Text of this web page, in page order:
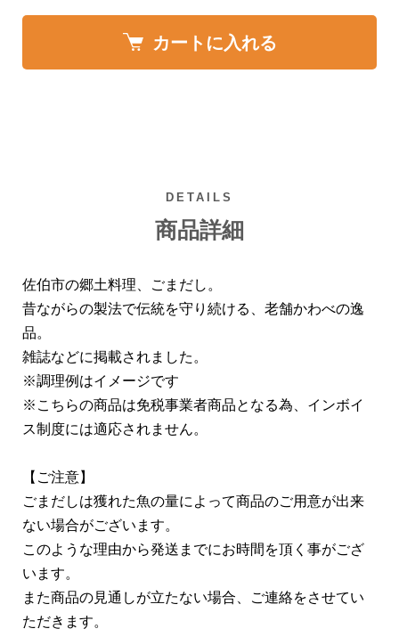
カートに入れる
DETAILS
商品詳細
佐伯市の郷土料理、ごまだし。
昔ながらの製法で伝統を守り続ける、老舗かわべの逸
品。
雑誌などに掲載されました。
※調理例はイメージです
※こちらの商品は免税事業者商品となる為、インボイ
ス制度には適応されません。
【ご注意】
ごまだしは獲れた魚の量によって商品のご用意が出来
ない場合がございます。
このような理由から発送までにお時間を頂く事がござ
います。
また商品の見通しが立たない場合、ご連絡をさせてい
ただきます。